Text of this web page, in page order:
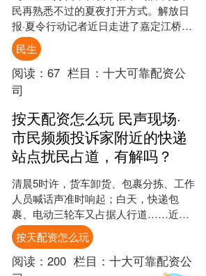
民再熟悉不过的夏夜打开方式。解放日
报·夏令行动记者近日走进了嘉定江桥嘉
怡路地铁站旁的两处夜市。烟火气升腾
的同时，周边居民却直摇....
民生
阅读： 67 栏目： 十大可靠配资公
司
按天配资怎么玩 民声现场·
市民频频投诉家附近的快递
站点扰民占道，有解吗？
清晨5时许，货车卸货、包裹分拣、工作
人员喊话声准时响起；白天，快递包
裹、电动三轮车又占据人行道……近
期，解放日报·上观新闻民声直通车接到
多位市民反映，部分设在居....
按天配资怎么玩
阅读： 200 栏目： 十大可靠配资公